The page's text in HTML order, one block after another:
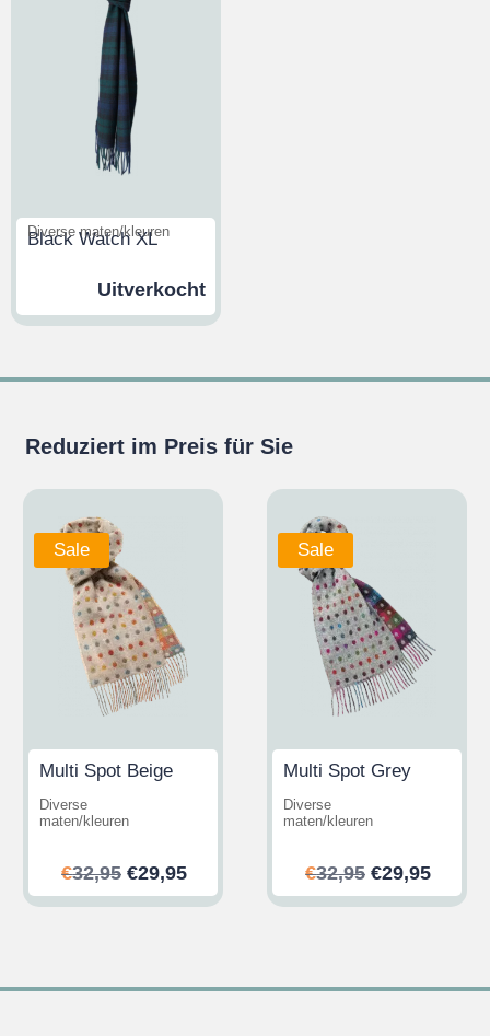
Black Watch XL
Diverse maten/kleuren
Uitverkocht
Reduziert im Preis für Sie
Sale
Multi Spot Beige
Diverse
maten/kleuren
€32,95 Ursprünglicher
Preis
€29,95Aktueller
Preis
Sale
Multi Spot Grey
Diverse
maten/kleuren
€32,95
Preis
€29,95
Preis